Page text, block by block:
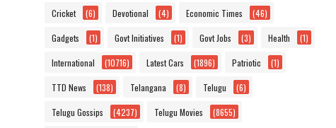
Cricket (6) Devotional (4) Economic Times (46)
Gadgets (1) Govt Initiatives (1) Govt Jobs (3) Health (1)
International (10716) Latest Cars (1896) Patriotic (1)
TTD News (138) Telangana (8) Telugu (6)
Telugu Gossips (4237) Telugu Movies (8655)